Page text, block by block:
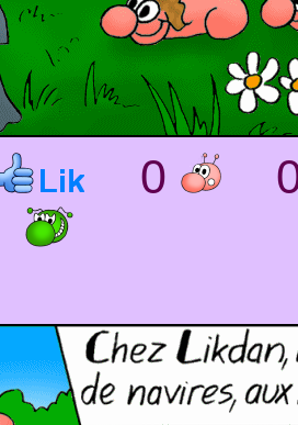
0